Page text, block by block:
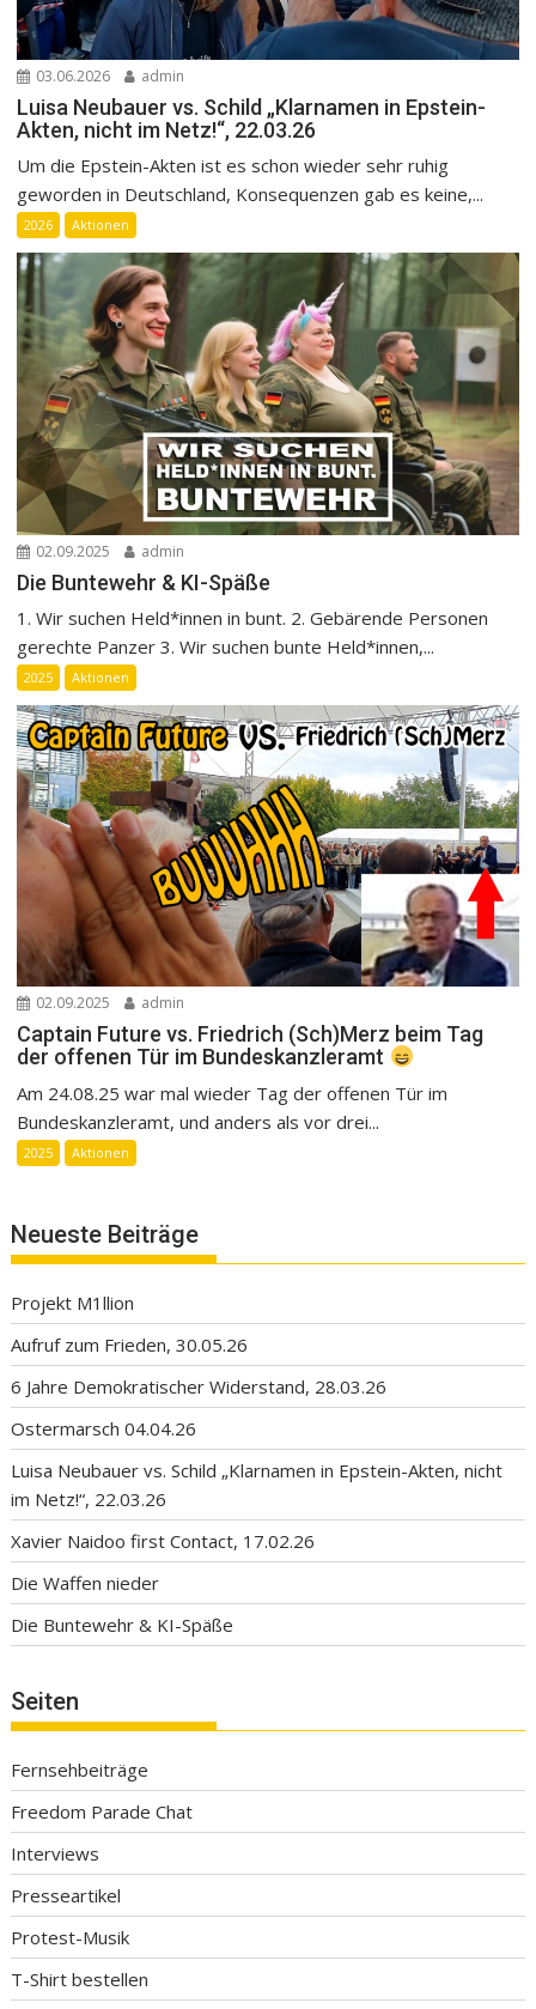
03.06.2026 admin
Luisa Neubauer vs. Schild „Klarnamen in Epstein-
Akten, nicht im Netz!“, 22.03.26
Um die Epstein-Akten ist es schon wieder sehr ruhig
geworden in Deutschland, Konsequenzen gab es keine,...
2026 Aktionen
02.09.2025 admin
Die Buntewehr & KI-Späße
1. Wir suchen Held*innen in bunt. 2. Gebärende Personen
gerechte Panzer 3. Wir suchen bunte Held*innen,...
2025 Aktionen
02.09.2025 admin
Captain Future vs. Friedrich (Sch)Merz beim Tag
der offenen Tür im Bundeskanzleramt
Am 24.08.25 war mal wieder Tag der offenen Tür im
Bundeskanzleramt, und anders als vor drei...
2025 Aktionen
Neueste Beiträge
Projekt M1llion
Aufruf zum Frieden, 30.05.26
6 Jahre Demokratischer Widerstand, 28.03.26
Ostermarsch 04.04.26
Luisa Neubauer vs. Schild „Klarnamen in Epstein-Akten, nicht
im Netz!“, 22.03.26
Xavier Naidoo first Contact, 17.02.26
Die Waffen nieder
Die Buntewehr & KI-Späße
Seiten
Fernsehbeiträge
Freedom Parade Chat
Interviews
Presseartikel
Protest-Musik
T-Shirt bestellen